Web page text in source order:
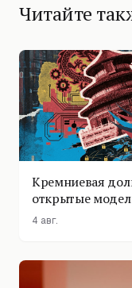
Читайте
Кремниевая
открытые
4 авг.